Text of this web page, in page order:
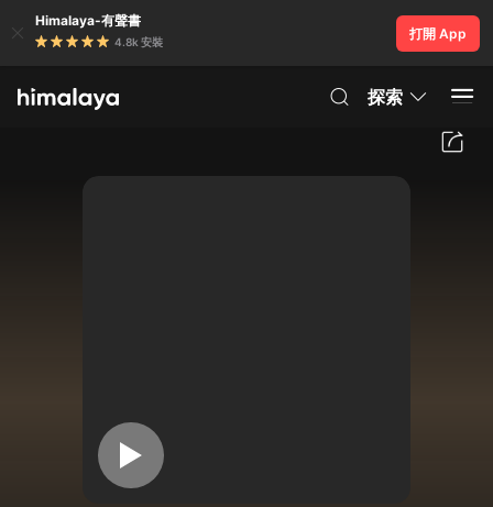
Himalaya-有聲書
4.8k 安裝
打開 App
探索